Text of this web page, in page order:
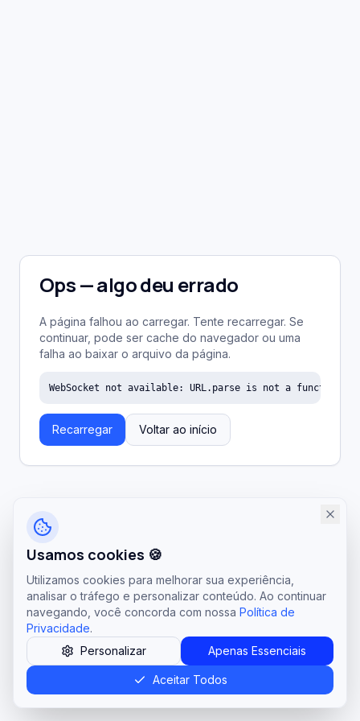
Ops — algo deu errado
A página falhou ao carregar. Tente recarregar. Se
continuar, pode ser cache do navegador ou uma
falha ao baixar o arquivo da página.
WebSocket not available: URL.parse is not a function
Recarregar Voltar ao início
Usamos cookies 🍪
Utilizamos cookies para melhorar sua experiência,
analisar o tráfego e personalizar conteúdo. Ao continuar
navegando, você concorda com nossa Política de
Privacidade.
Personalizar
Apenas Essenciais
Aceitar Todos